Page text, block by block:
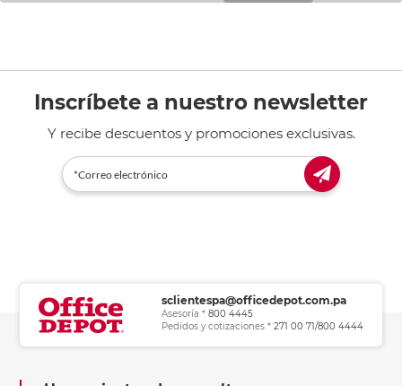
Inscríbete a nuestro newsletter
Y recibe descuentos y promociones exclusivas.
sclientespa@officedepot.com.pa
Asesoría * 800 4445
Pedidos y cotizaciones * 271 00 71/800 4444